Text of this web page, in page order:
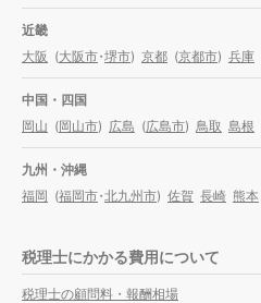
近畿
大阪 (大阪市・堺市) 京都 (京都市) 兵庫
中国・四国
岡山 (岡山市) 広島 (広島市) 鳥取 島根
九州・沖縄
福岡 (福岡市・北九州市) 佐賀 長崎 熊本
税理士にかかる費用について
税理士の顧問料・報酬相場